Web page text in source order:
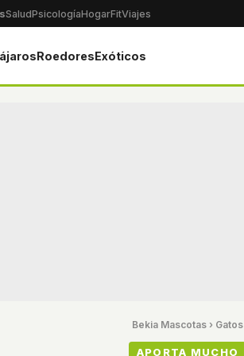
SaludPsicologíaHogarFitViajes
RoedoresExóticos
Bekia Mascotas › Gatos
APORTA MUCHO